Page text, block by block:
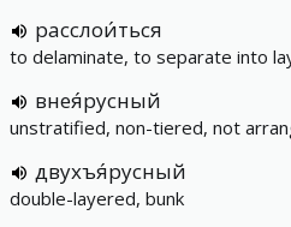
расслои́ться
to delaminate, to separate into
внея́русный
unstratified, non-tiered, not
двухъя́русный
double-layered, bunk